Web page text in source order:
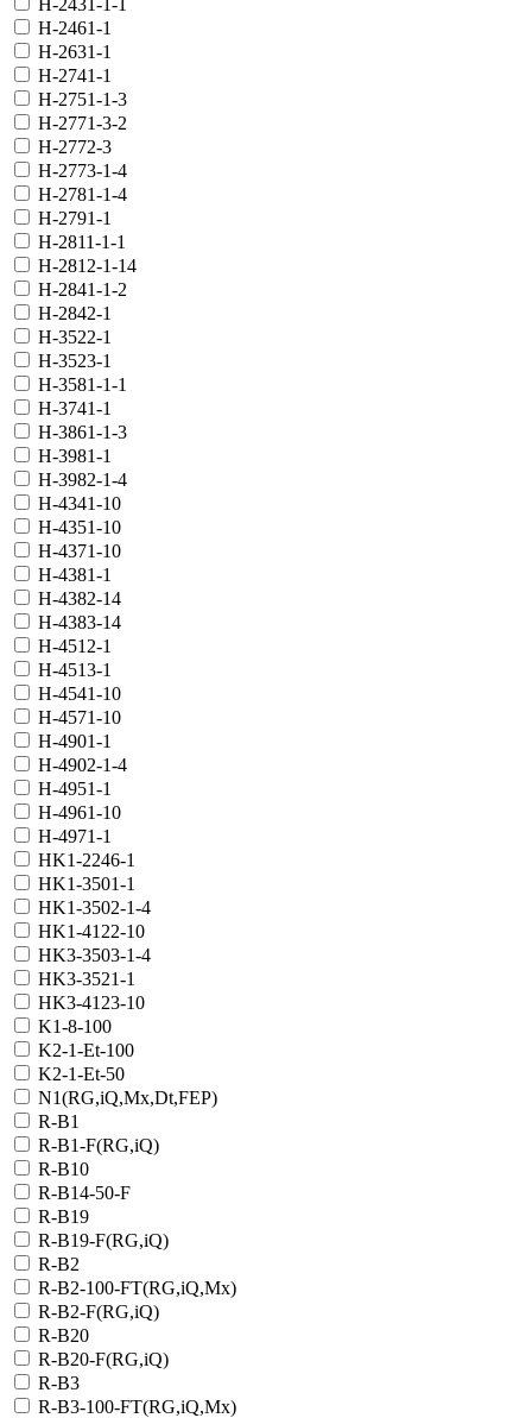
H-2461-1
H-2631-1
H-2741-1
H-2751-1-3
H-2771-3-2
H-2772-3
H-2773-1-4
H-2781-1-4
H-2791-1
H-2811-1-1
H-2812-1-14
H-2841-1-2
H-2842-1
H-3522-1
H-3523-1
H-3581-1-1
H-3741-1
H-3861-1-3
H-3981-1
H-3982-1-4
H-4341-10
H-4351-10
H-4371-10
H-4381-1
H-4382-14
H-4383-14
H-4512-1
H-4513-1
H-4541-10
H-4571-10
H-4901-1
H-4902-1-4
H-4951-1
H-4961-10
H-4971-1
HK1-2246-1
HK1-3501-1
HK1-3502-1-4
HK1-4122-10
HK3-3503-1-4
HK3-3521-1
HK3-4123-10
K1-8-100
K2-1-Et-100
K2-1-Et-50
N1(RG,iQ,Mx,Dt,FEP)
R-B1
R-B1-F(RG,iQ)
R-B10
R-B14-50-F
R-B19
R-B19-F(RG,iQ)
R-B2
R-B2-100-FT(RG,iQ,Mx)
R-B2-F(RG,iQ)
R-B20
R-B20-F(RG,iQ)
R-B3
R-B3-100-FT(RG,iQ,Mx)